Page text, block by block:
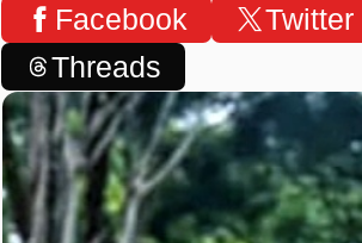
Facebook
Twitter
Threads